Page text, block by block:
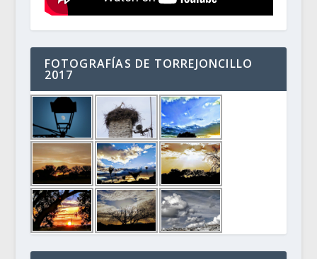
FOTOGRAFÍAS DE TORREJONCILLO
2017